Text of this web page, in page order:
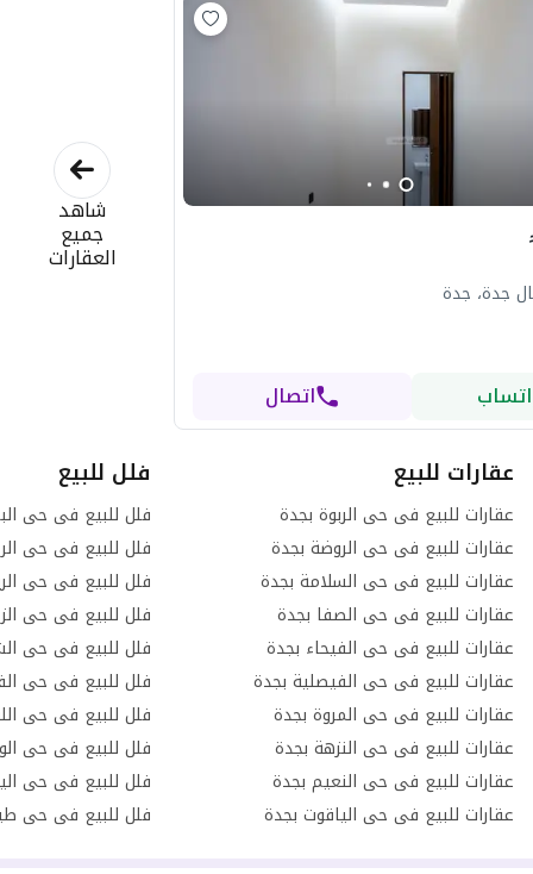
جدة، جدة
اتصال
شاهد
جميع
العقارات
عقارات للبيع
عقارات للبيع فى حى الربوة بجدة
عقارات للبيع فى حى الروضة بجدة
عقارات للبيع فى حى السلامة بجدة
عقارات للبيع فى حى الصفا بجدة
عقارات للبيع فى حى الفيحاء بجدة
عقارات للبيع فى حى الفيصلية بجدة
عقارات للبيع فى حى المروة بجدة
عقارات للبيع فى حى النزهة بجدة
عقارات للبيع فى حى النعيم بجدة
عقارات للبيع فى حى الياقوت بجدة
فلل للبيع
فلل للبيع فى حى
فلل للبيع فى حى
فلل للبيع فى حى
فلل للبيع فى حى
فلل للبيع فى حى
فلل للبيع فى حى
فلل للبيع فى حى
فلل للبيع فى حى
فلل للبيع فى حى
فلل للبيع فى حى